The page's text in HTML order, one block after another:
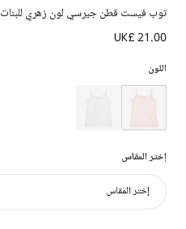
توب فيست قطن جيرسي لون زهري للبنات
UK£ 21.00
اللون
إختر المقاس
إختر المقاس